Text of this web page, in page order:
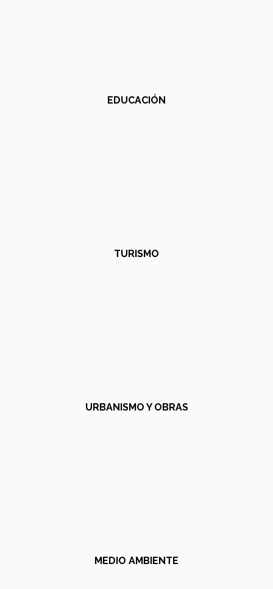
EDUCACIÓN
TURISMO
URBANISMO Y OBRAS
MEDIO AMBIENTE